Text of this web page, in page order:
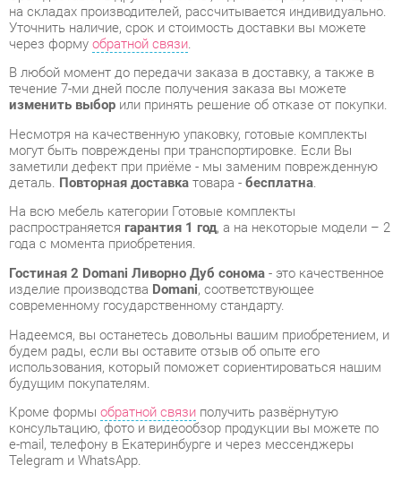
В любой момент до передачи заказа в доставку, а также в
течение 7-ми дней после получения заказа вы можете
изменить выборили принять решение об отказе от покупки.
Несмотря на качественную упаковку, готовые комплекты
могут быть повреждены при транспортировке. Если Вы
заметили дефект при приёме - мы заменим поврежденную
деталь.Повторная доставка товара -бесплатна.
На всю мебель категории Готовые комплекты
распространяетсягарантия 1 год, а на некоторые модели – 2
года с момента приобретения.
изделие производстваDomani, соответствующее
современному государственному стандарту.
будем рады, если вы оставите отзыв об опыте его
использования, который поможет сориентироваться нашим
будущим покупателям.
Кроме формы обратной связиполучить развёрнутую
консультацию, фото и видеообзор продукции вы можете по
e-mail, телефону в Екатеринбурге и через мессенджеры
Telegram и WhatsApp.
Готовые комплекты также можно сравнить между собой в
нашем шоу-руме и купить Гостиная 2 Domani Ливорно Дуб
сонома, самостоятельно забрав его с нашего центрального
склада в г. Екатеринбург. Полный список адресов и
магазинов смотрите на странице